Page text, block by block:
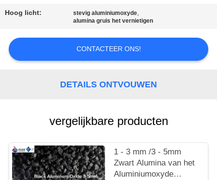
VERZOEK
CITAAT
Hoog licht: stevig aluminiumoxyde,
alumina gruis het vernietigen
CONTACTEER ONS!
DETAILS ONTVOUWEN
vergelijkbare producten
1 - 3 mm /3 - 5mm
Zwart Alumina van het
Aluminiumoxyde